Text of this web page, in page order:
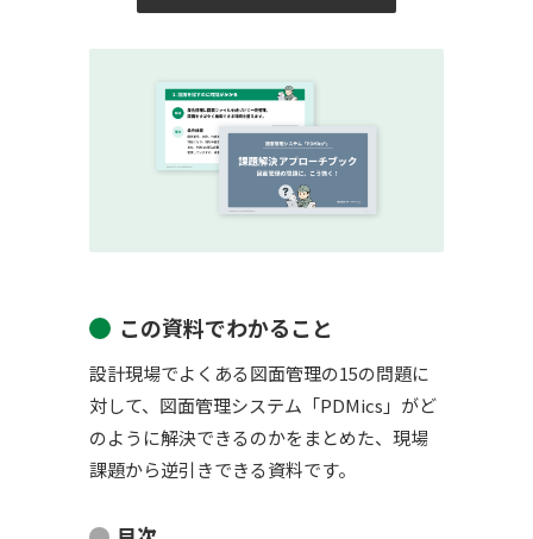
この資料でわかること
設計現場でよくある図面管理の15の問題に
対して、図面管理システム「PDMics」がど
のように解決できるのかをまとめた、現場
課題から逆引きできる資料です。